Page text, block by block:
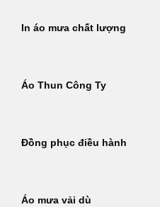
In áo mưa chất lượng
Áo Thun Công Ty
Đồng phục điều hành
Áo mưa vải dù